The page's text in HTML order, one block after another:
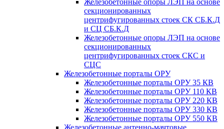
Железобетонные опоры ЛЭП на основе
секционированных
центрифугированных стоек СК СБ.К.Д
и СЦ СБ.К.Д
Железобетонные опоры ЛЭП на основе
секционированных
центрифугированных стоек СКС и
СЦС
Железобетонные порталы ОРУ
Железобетонные порталы ОРУ 35 КВ
Железобетонные порталы ОРУ 110 КВ
Железобетонные порталы ОРУ 220 КВ
Железобетонные порталы ОРУ 330 КВ
Железобетонные порталы ОРУ 550 КВ
Железобетонные антенно-мачтовые